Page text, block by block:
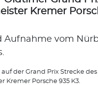
Kremer
Aufnahme vom
auf der Grand Prix Strecke
Kremer Porsche 935 K3.